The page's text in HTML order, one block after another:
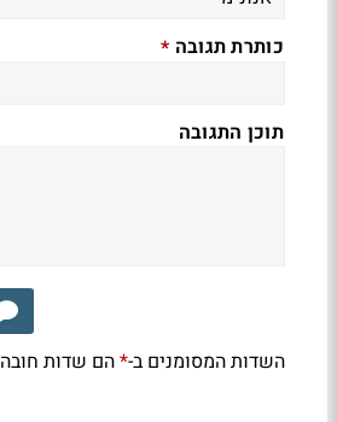
כותרת תגובה *
תוכן התגובה
השדות המסומנים ב-*הם שדות חובה